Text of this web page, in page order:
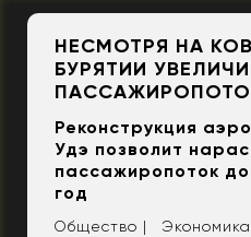
НЕСМОТРЯ НА
БУРЯТИИ
Реконструкция
Удэ позволит
пассажиропоток
год
Общество |